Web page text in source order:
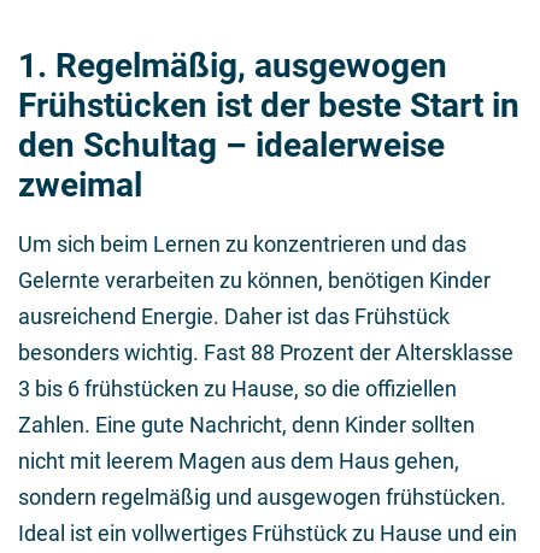
1. Regelmäßig, ausgewogen
Frühstücken ist der beste Start in
den Schultag – idealerweise
zweimal
Um sich beim Lernen zu konzentrieren und das
Gelernte verarbeiten zu können, benötigen Kinder
ausreichend Energie. Daher ist das Frühstück
besonders wichtig. Fast 88 Prozent der Altersklasse
3 bis 6 frühstücken zu Hause, so die offiziellen
Zahlen. Eine gute Nachricht, denn Kinder sollten
nicht mit leerem Magen aus dem Haus gehen,
sondern regelmäßig und ausgewogen frühstücken.
Ideal ist ein vollwertiges Frühstück zu Hause und ein